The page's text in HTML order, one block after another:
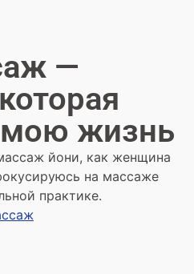
—
жизнь
йони, как женщина
на массаже
практике.